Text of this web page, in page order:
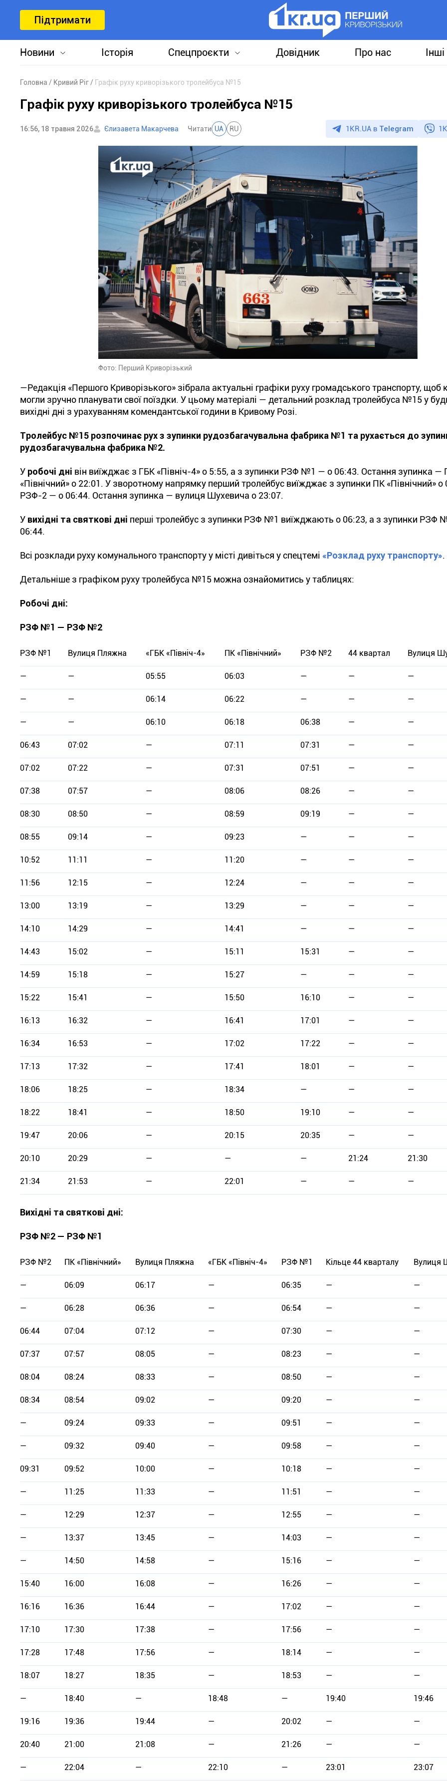
Підтримати
Новини Історія Спецпроєкти Довідник Про нас
Головна Кривий Ріг Графік руху криворізького тролейбуса №15
Графік руху криворізького тролейбуса №15
16:56, 18 травня 2026 Єлизавета Макарчева Читати UA RU 1KR.UA в Telegram
Фото: Перший Криворізький
—Редакція «Першого Криворізького» зібрала актуальні графіки руху громадського транспорту, щоб
могли зручно планувати свої поїздки. У цьому матеріалі — детальний розклад тролейбуса №15 у
вихідні дні з урахуванням комендантської години в Кривому Розі.
Тролейбус №15 розпочинає рух з зупинки рудозбагачувальна фабрика №1 та рухається до
рудозбагачувальна фабрика №2.
У робочі дні він виїжджає з ГБК «Північ-4» о 5:55, а з зупинки РЗФ №1 — о 06:43. Остання зупинка —
«Північний» о 22:01. У зворотному напрямку перший тролейбус виїжджає з зупинки ПК «Північний» о
РЗФ-2 — о 06:44. Остання зупинка — вулиця Шухевича о 23:07.
У вихідні та святкові дні перші тролейбус з зупинки РЗФ №1 виїжджають о 06:23, а з зупинки РЗФ
06:44.
Всі розклади руху комунального транспорту у місті дивіться у спецтемі «Розклад руху транспорту».
Детальніше з графіком руху тролейбуса №15 можна ознайомитись у таблицях:
Робочі дні:
РЗФ №1 — РЗФ №2
РЗФ №1 Вулиця Пляжна «ГБК «Північ-4» ПК «Північний» РЗФ №2 44 квартал Вулиця
— — 05:55 06:03 — — —
— — 06:14 06:22 — — —
— — 06:10 06:18 06:38 — —
06:43 07:02 — 07:11 07:31 — —
07:02 07:22 — 07:31 07:51 — —
07:38 07:57 — 08:06 08:26 — —
08:30 08:50 — 08:59 09:19 — —
08:55 09:14 — 09:23 — — —
10:52 11:11 — 11:20 — — —
11:56 12:15 — 12:24 — — —
13:00 13:19 — 13:29 — — —
14:10 14:29 — 14:41 — — —
14:43 15:02 — 15:11 15:31 — —
14:59 15:18 — 15:27 — — —
15:22 15:41 — 15:50 16:10 — —
16:13 16:32 — 16:41 17:01 — —
16:34 16:53 — 17:02 17:22 — —
17:13 17:32 — 17:41 18:01 — —
18:06 18:25 — 18:34 — — —
18:22 18:41 — 18:50 19:10 — —
19:47 20:06 — 20:15 20:35 — —
20:10 20:29 — — — 21:24 21:30
21:34 21:53 — 22:01 — — —
Вихідні та святкові дні:
РЗФ №2 — РЗФ №1
РЗФ №2 ПК «Північний» Вулиця Пляжна «ГБК «Північ-4» РЗФ №1 Кільце 44 кварталу Вулиця
— 06:09 06:17 — 06:35 — —
— 06:28 06:36 — 06:54 — —
06:44 07:04 07:12 — 07:30 — —
07:37 07:57 08:05 — 08:23 — —
08:04 08:24 08:33 — 08:50 — —
08:34 08:54 09:02 — 09:20 — —
— 09:24 09:33 — 09:51 — —
— 09:32 09:40 — 09:58 — —
09:31 09:52 10:00 — 10:18 — —
— 11:25 11:33 — 11:51 — —
— 12:29 12:37 — 12:55 — —
— 13:37 13:45 — 14:03 — —
— 14:50 14:58 — 15:16 — —
15:40 16:00 16:08 — 16:26 — —
16:16 16:36 16:44 — 17:02 — —
17:10 17:30 17:38 — 17:56 — —
17:28 17:48 17:56 — 18:14 — —
18:07 18:27 18:35 — 18:53 — —
— 18:40 — 18:48 — 19:40 19:46
19:16 19:36 19:44 — 20:02 — —
20:40 21:00 21:08 — 21:26 — —
— 22:04 — 22:10 — 23:01 23:07